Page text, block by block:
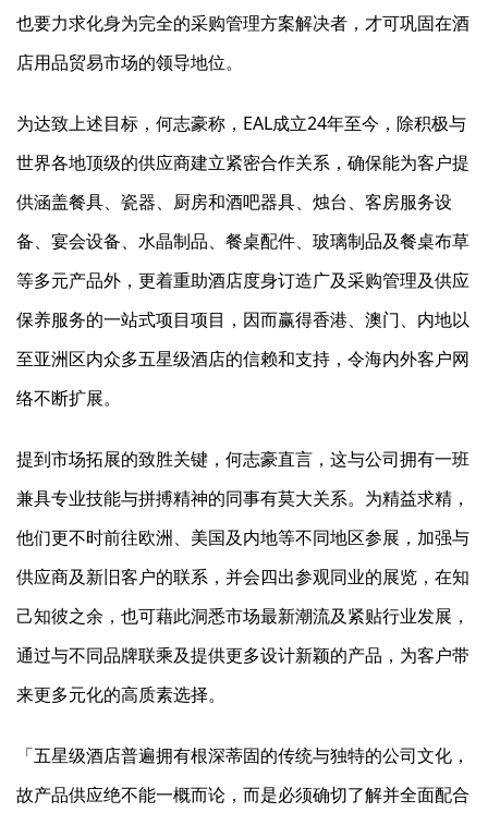
也要力求化身为完全的采购管理方案解决者，才可巩固在酒
店用品贸易市场的领导地位。
为达致上述目标，何志豪称，EAL成立24年至今，除积极与
世界各地顶级的供应商建立紧密合作关系，确保能为客户提
供涵盖餐具、瓷器、厨房和酒吧器具、烛台、客房服务设
备、宴会设备、水晶制品、餐桌配件、玻璃制品及餐桌布草
等多元产品外，更着重助酒店度身订造广及采购管理及供应
保养服务的一站式项目项目，因而赢得香港、澳门、内地以
至亚洲区内众多五星级酒店的信赖和支持，令海内外客户网
络不断扩展。
提到市场拓展的致胜关键，何志豪直言，这与公司拥有一班
兼具专业技能与拼搏精神的同事有莫大关系。为精益求精，
他们更不时前往欧洲、美国及内地等不同地区参展，加强与
供应商及新旧客户的联系，并会四出参观同业的展览，在知
己知彼之余，也可藉此洞悉市场最新潮流及紧贴行业发展，
通过与不同品牌联乘及提供更多设计新颖的产品，为客户带
来更多元化的高质素选择。
「五星级酒店普遍拥有根深蒂固的传统与独特的公司文化，
故产品供应绝不能一概而论，而是必须确切了解并全面配合